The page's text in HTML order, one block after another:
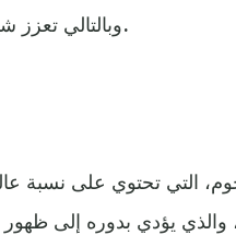
وبالتالي تعزز شيخوخة الخلايا والأنسجة.
التي تحتوي على نسبة
والذي يؤدي بدوره إلى